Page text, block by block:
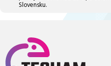
Slovensku.